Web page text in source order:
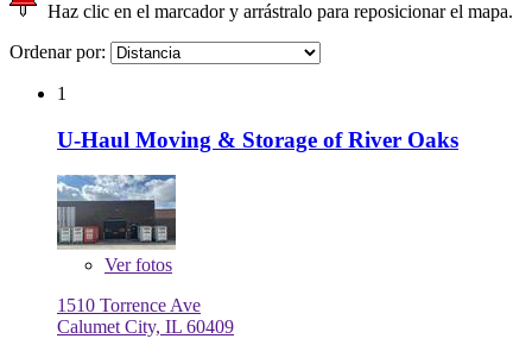
Haz clic en el marcador y arrástralo para reposicionar el mapa.
Ordenar por:
1
U-Haul Moving & Storage of River Oaks
Verfotos
1510 Torrence Ave
Calumet City, IL 60409